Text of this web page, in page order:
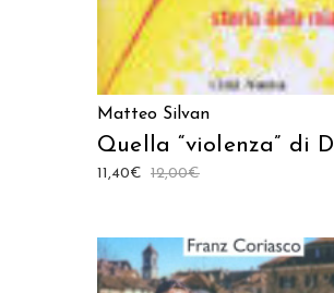
Matteo Silvan
Quella “violenza” di
12,00€
11,40€